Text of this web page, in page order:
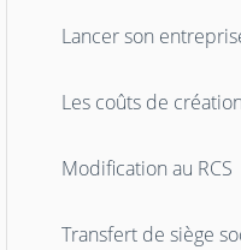
Lancer son
Les coûts de
Modification au RCS
Transfert de siège